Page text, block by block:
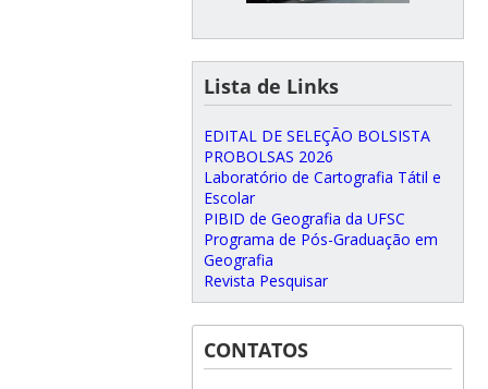
Lista de Links
EDITAL DE SELEÇÃO BOLSISTA
PROBOLSAS 2026
Laboratório de Cartografia Tátil e
Escolar
PIBID de Geografia da UFSC
Programa de Pós-Graduação em
Geografia
Revista Pesquisar
CONTATOS